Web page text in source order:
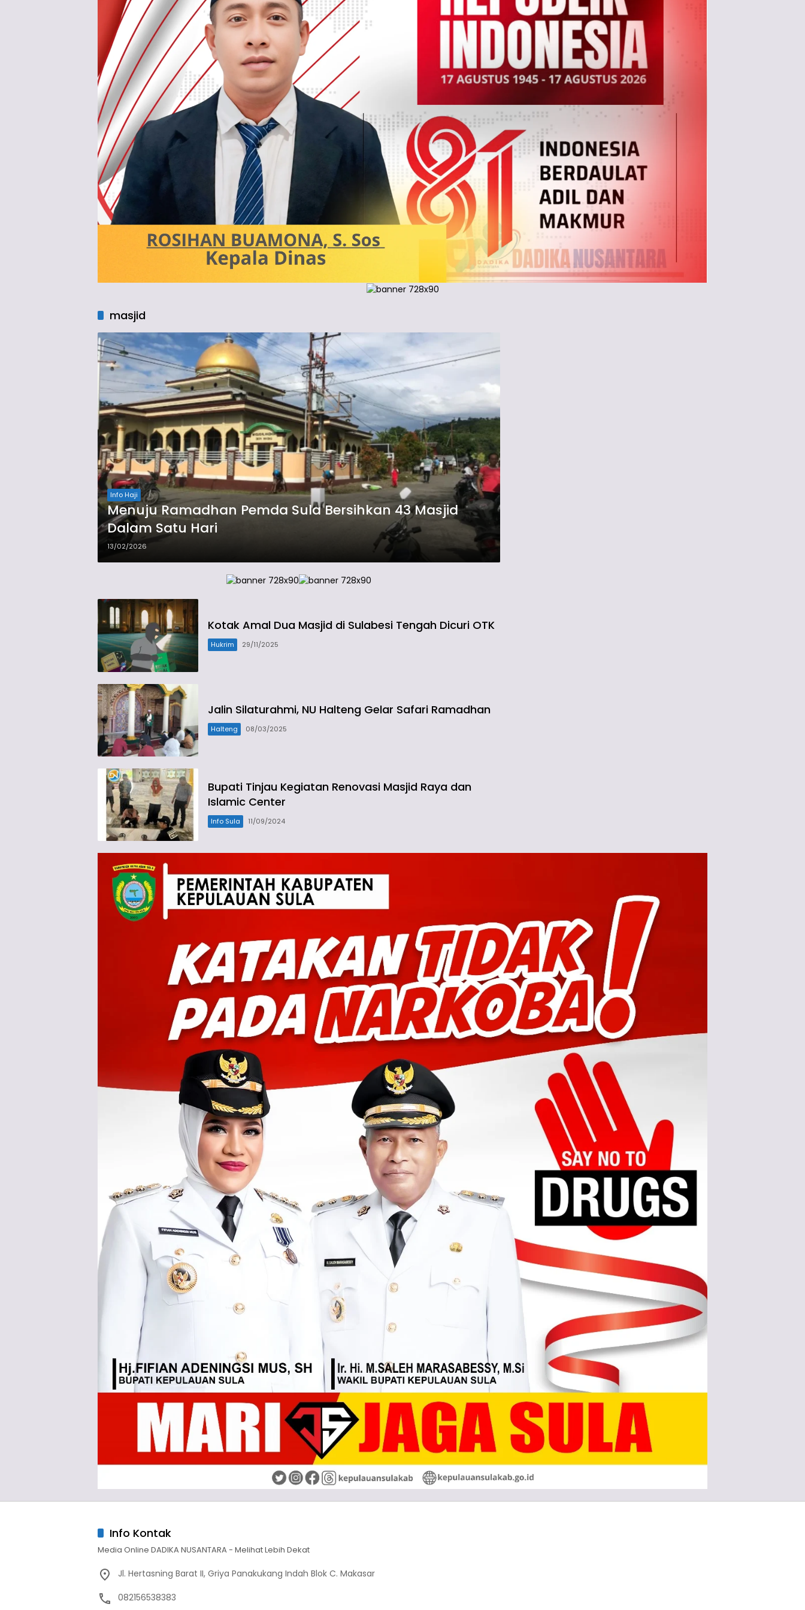
masjid
Info Haji
Menuju Ramadhan Pemda Sula Bersihkan 43 Masjid
Dalam Satu Hari
13/02/2026
Kotak Amal Dua Masjid di Sulabesi Tengah Dicuri OTK
Hukrim 29/11/2025
Jalin Silaturahmi, NU Halteng Gelar Safari Ramadhan
Halteng 08/03/2025
Bupati Tinjau Kegiatan Renovasi Masjid Raya dan
Islamic Center
Info Sula 11/09/2024
Info Kontak
Media Online DADIKA NUSANTARA - Melihat Lebih Dekat
Jl. Hertasning Barat II, Griya Panakukang Indah Blok C. Makasar
082156538383